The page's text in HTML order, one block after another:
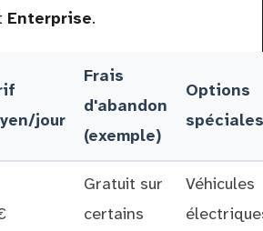
Enterprise.
jour
Frais
d'abandon
(exemple)
Options
spéciales
Gratuit sur
certains
Véhicules